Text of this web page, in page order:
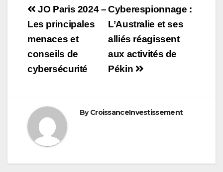
Navigation
de
l’article
Cyberespionnage :
L’Australie et ses
alliés réagissent
aux activités de
Pékin
JO Paris 2024 –
Les principales
menaces et
conseils de
cybersécurité
ByCroissanceInvestissement